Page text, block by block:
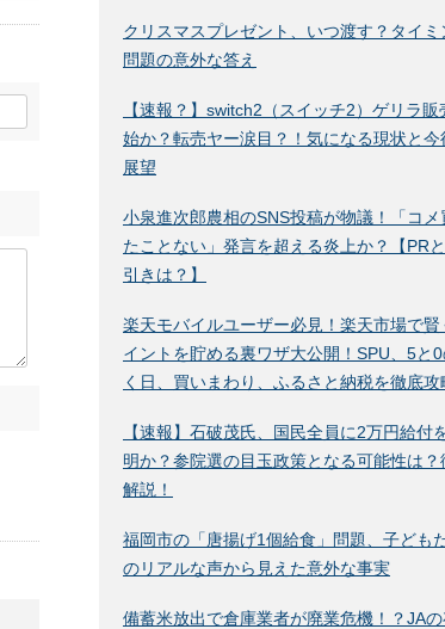
クリスマスプレゼント、いつ渡す？タイミ
問題の意外な答え
【速報？】switch2（スイッチ2）ゲリラ販
始か？転売ヤー涙目？！気になる現状と今
展望
小泉進次郎農相のSNS投稿が物議！「コメ
たことない」発言を超える炎上か？【PR
引きは？】
楽天モバイルユーザー必見！楽天市場で賢
イントを貯める裏ワザ大公開！SPU、5と
く日、買いまわり、ふるさと納税を徹底攻
【速報】石破茂氏、国民全員に2万円給付
明か？参院選の目玉政策となる可能性は？
解説！
福岡市の「唐揚げ1個給食」問題、子ども
のリアルな声から見えた意外な事実
備蓄米放出で倉庫業者が廃業危機！？JA